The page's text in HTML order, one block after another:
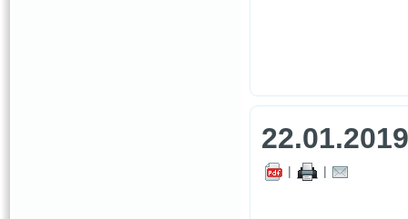
22.01.2019
| |